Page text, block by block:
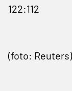
122:112
(foto: Reuters)